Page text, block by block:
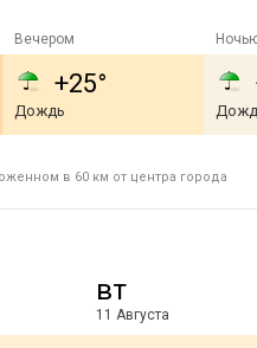
Вечером
+25°
Дождь
в 60 км от центра города
вт
11 Августа